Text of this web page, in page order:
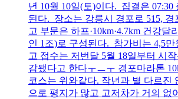
년 10월 10일(토)이다. 집결은 07:30
된다. 장소는 강릉시 경포로 515, 경
고 부문은 하프·10km·4.7km 건강달
인 1조)로 구성된다. 참가비는 4,5만
고 접수는 저번달 5월 18일부터 시
감됐다고 한다ㅜㅡㅜ 경포마라톤
코스는 위와같다. 작년과 별 다르진
으로 평지가 많고 고저차가 거의 없